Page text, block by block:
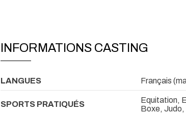
INFORMATIONS CASTING
LANGUES Français
SPORTS PRATIQUÉS
Equitation,
Boxe, Judo,